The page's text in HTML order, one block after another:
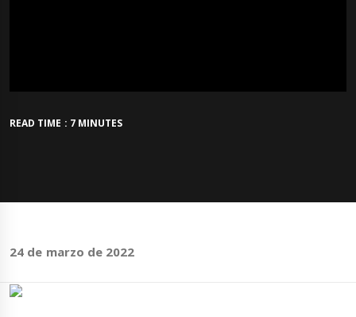
READ TIME : 7 MINUTES
24 de marzo de 2022